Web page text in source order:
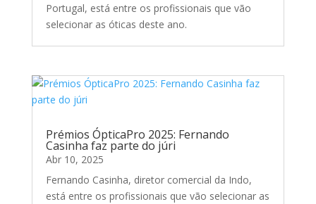
Portugal, está entre os profissionais que vão
selecionar as óticas deste ano.
Prémios ÓpticaPro 2025: Fernando
Casinha faz parte do júri
Abr 10, 2025
Fernando Casinha, diretor comercial da Indo,
está entre os profissionais que vão selecionar as